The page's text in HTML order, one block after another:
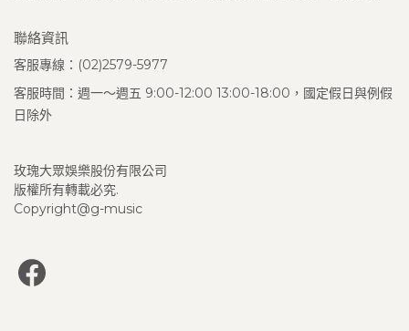
聯絡資訊
客服專線：(02)2579-5977
客服時間：週一～週五 9:00-12:00 13:00-18:00，國定假日與例假
日除外
玫瑰大眾娛樂股份有限公司
版權所有轉載必究.
Copyright@g-music